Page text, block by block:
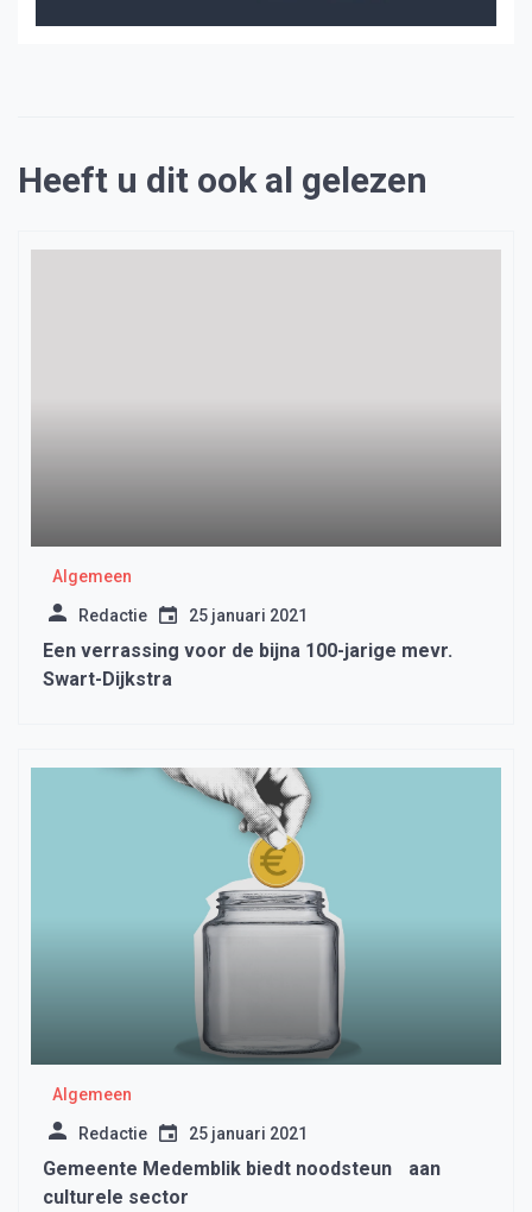
Heeft u dit ook al gelezen
Algemeen
Redactie 25 januari 2021
Een verrassing voor de bijna 100-jarige mevr.
Swart-Dijkstra
Algemeen
Redactie 25 januari 2021
Gemeente Medemblik biedt noodsteun aan
culturele sector